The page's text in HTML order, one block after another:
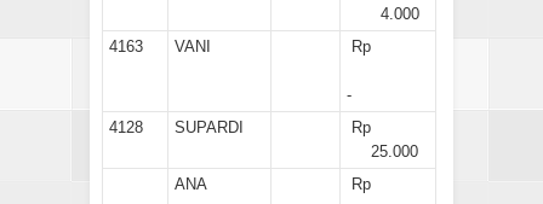
4.000
4163
VANI Rp
-
4128
SUPARDI
Rp
25.000
ANA
Rp